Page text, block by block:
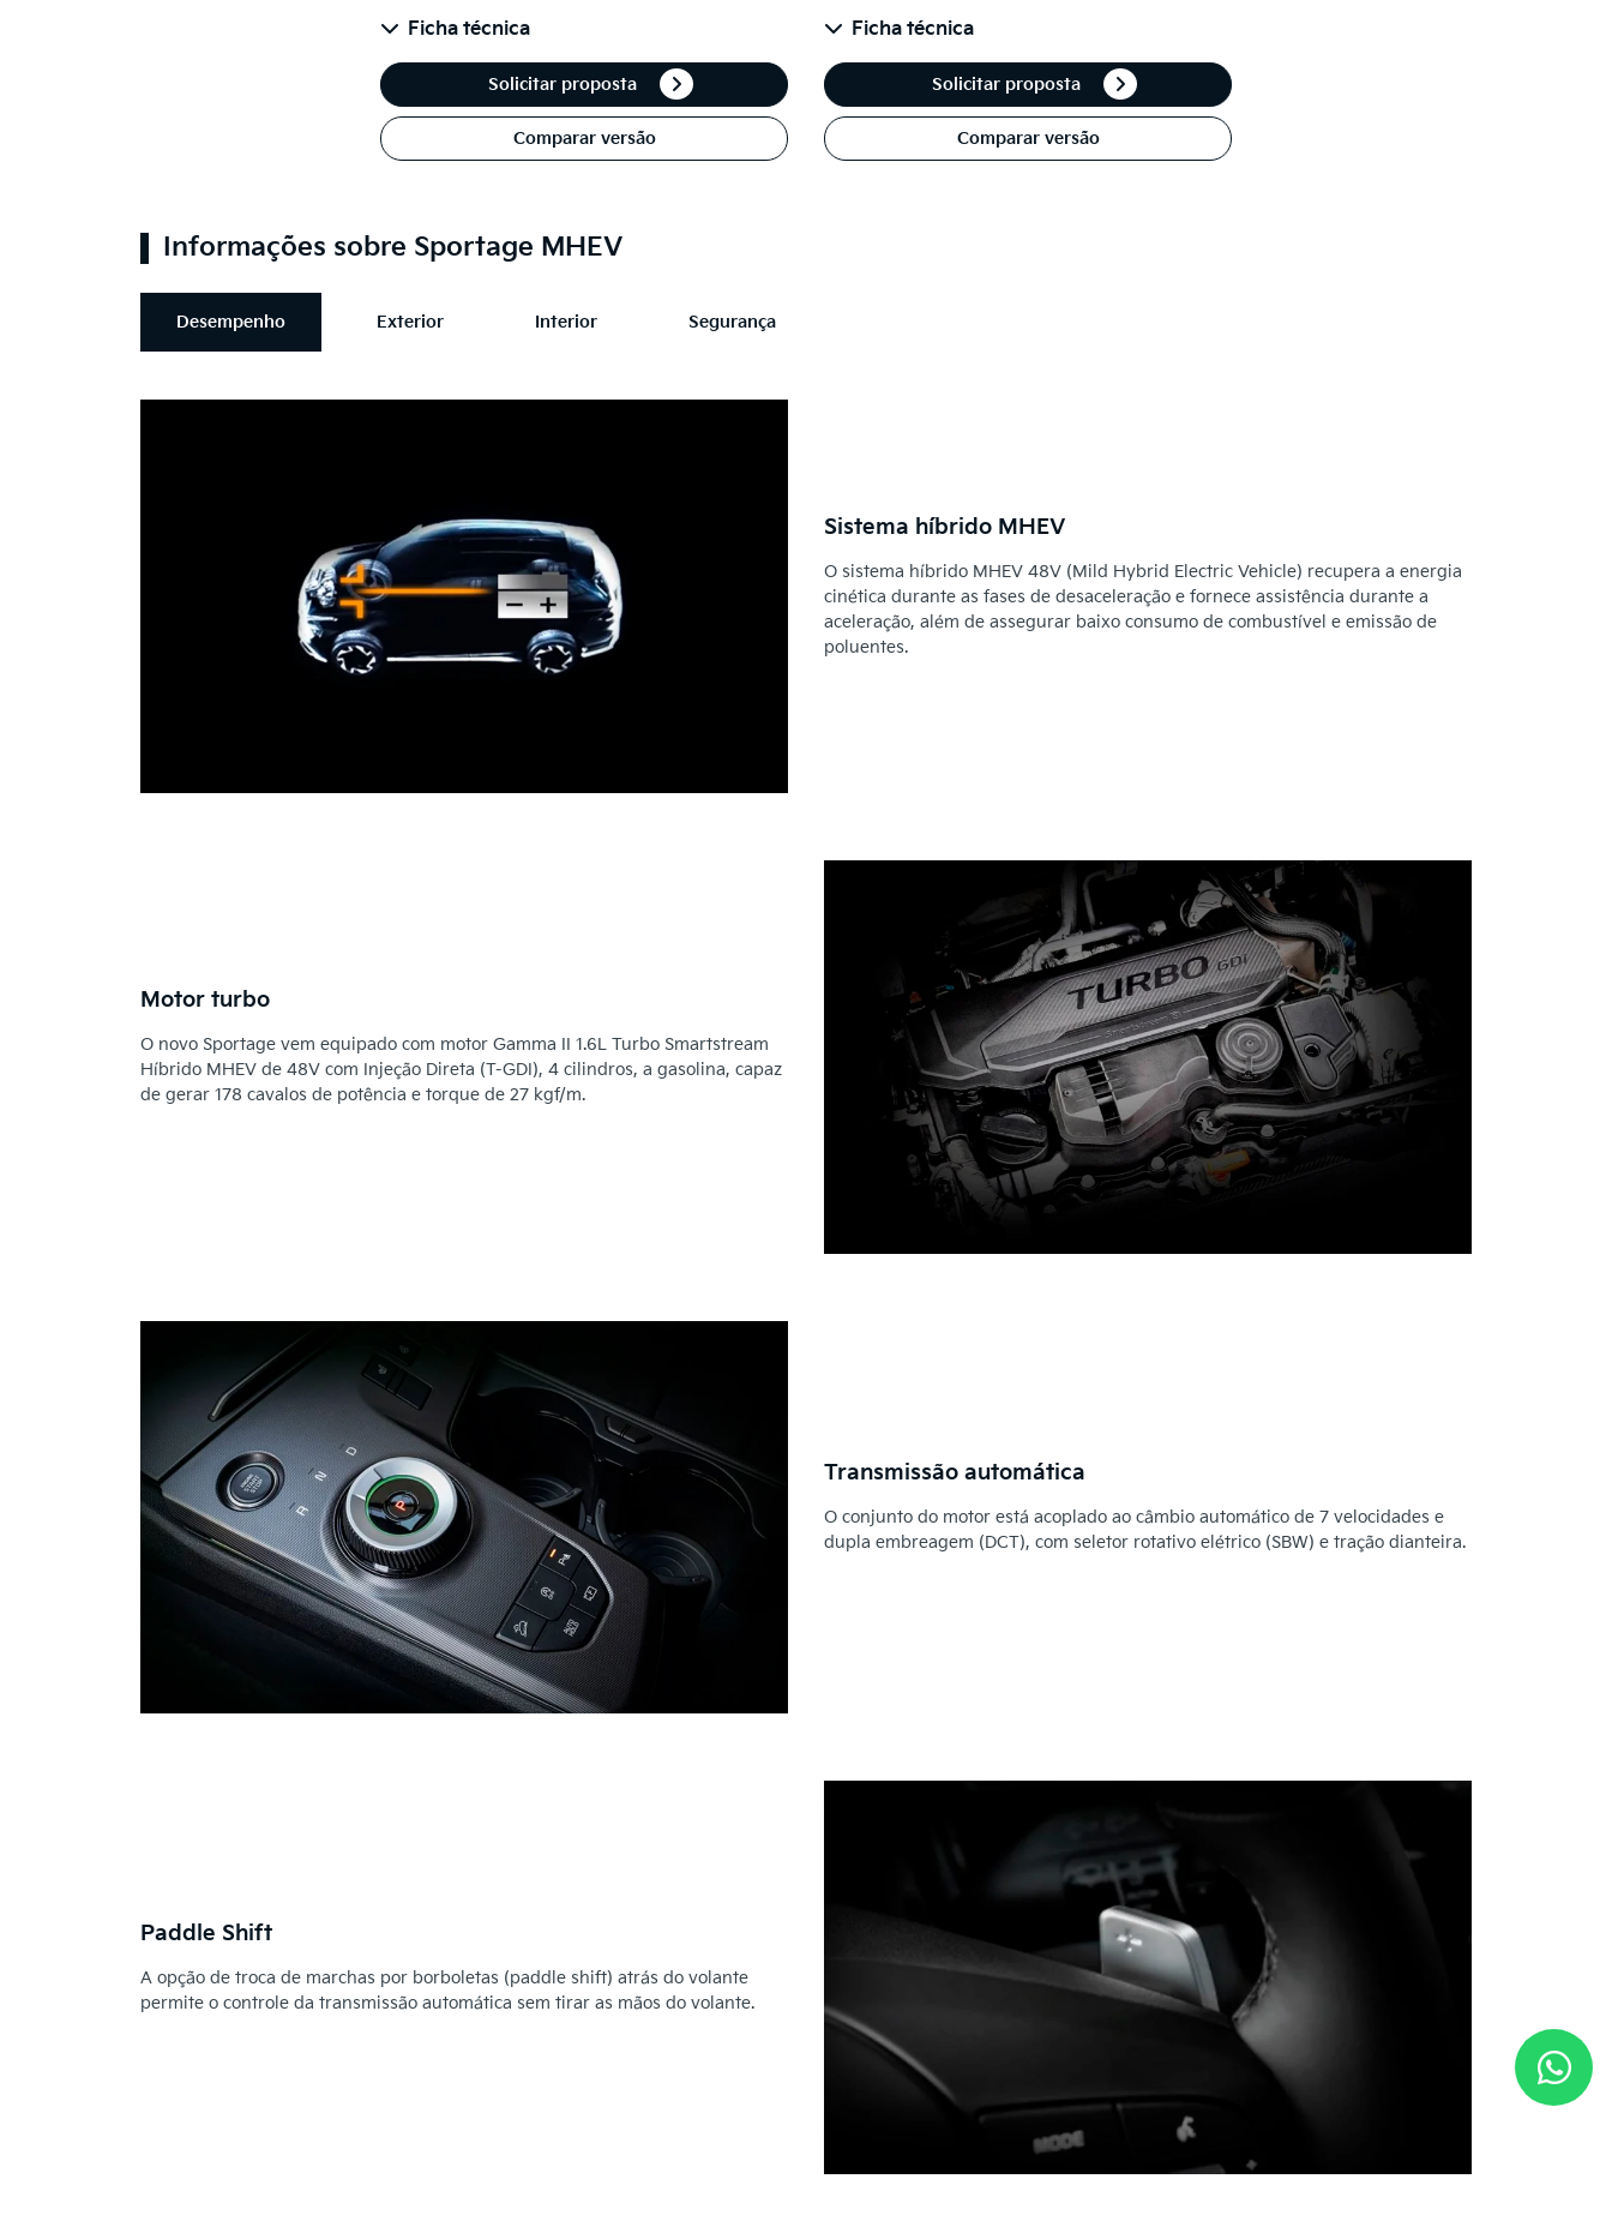
Ficha técnica
Solicitar proposta
Comparar versão
Ficha técnica
Solicitar proposta
Comparar versão
Informações sobre Sportage MHEV
Desempenho Exterior Interior Segurança
Sistema híbrido MHEV
O sistema híbrido MHEV 48V (Mild Hybrid Electric Vehicle) recupera a energia
cinética durante as fases de desaceleração e fornece assistência durante a
aceleração, além de assegurar baixo consumo de combustível e emissão de
poluentes.
Motor turbo
O novo Sportage vem equipado com motor Gamma II 1.6L Turbo Smartstream
Híbrido MHEV de 48V com Injeção Direta (T-GDI), 4 cilindros, a gasolina, capaz
de gerar 178 cavalos de potência e torque de 27 kgf/m.
Transmissão automática
O conjunto do motor está acoplado ao câmbio automático de 7 velocidades e
dupla embreagem (DCT), com seletor rotativo elétrico (SBW) e tração dianteira.
Paddle Shift
A opção de troca de marchas por borboletas (paddle shift) atrás do volante
permite o controle da transmissão automática sem tirar as mãos do volante.